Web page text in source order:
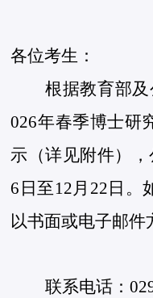
各位考生：
根据教育部
026年春季博士研
示（详见附件）
6日至12月 22日 。
以书面或电子邮件
联系电话：